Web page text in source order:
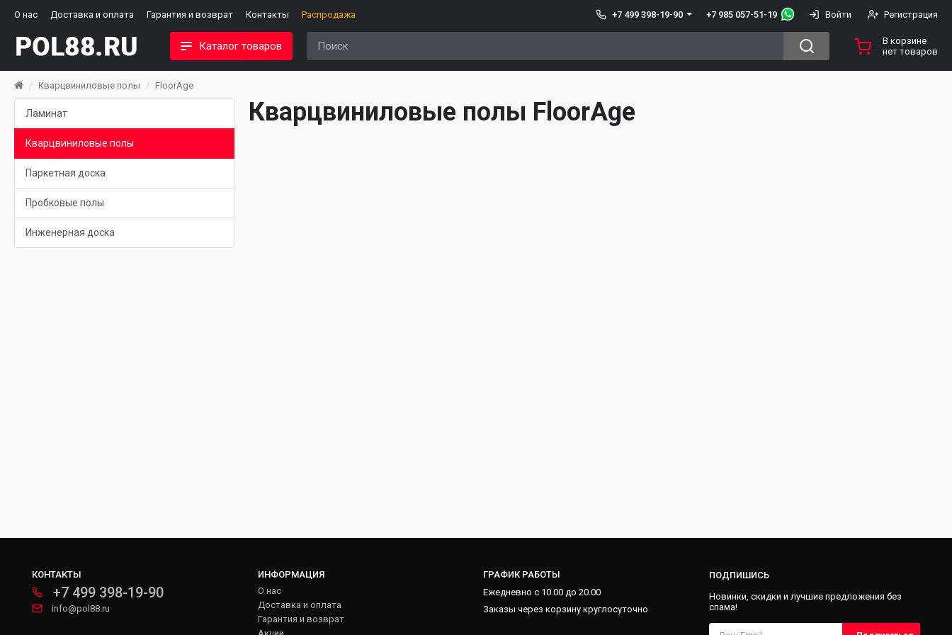
О нас Доставка и оплата Гарантия и возврат Контакты Распродажа +7 499 398-19-90 +7 985 057-51-19 Войти Регистрация
Каталог товаров
В корзине
нет товаров
Кварцвиниловые полы FloorAge
Ламинат
Кварцвиниловые полы
Паркетная доска
Пробковые полы
Инженерная доска
Кварцвиниловые полы FloorAge
КОНТАКТЫ
+7 499 398-19-90
info@pol88.ru
ИНФОРМАЦИЯ
О нас
Доставка и оплата
Гарантия и возврат
ГРАФИК РАБОТЫ
Ежедневно с 10.00 до 20.00
Заказы через корзину круглосуточно
ПОДПИШИСЬ
Новинки, скидки и лучшие предложения без
спама!